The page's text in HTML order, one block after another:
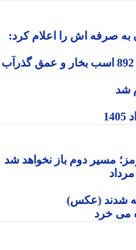
اش را اعلام کرد:
چری جتور F700 پلاگین هیبریدی را با 892 اسب بخار و عمق گذرآب
دوم باز نخواهد شد
(عکس)
خرد